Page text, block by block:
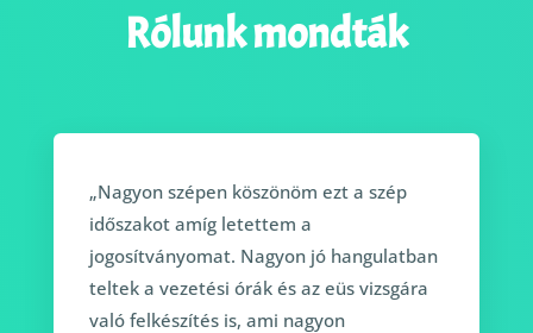
Rólunk mondták
„Nagyon szépen köszönöm ezt a szép
időszakot amíg letettem a
jogosítványomat. Nagyon jó hangulatban
teltek a vezetési órák és az eüs vizsgára
való felkészítés is, ami nagyon